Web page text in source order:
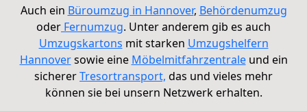
Auch ein Büroumzug in Hannover, Behördenumzug
oder Fernumzug. Unter anderem gib es auch
Umzugskartons mit starken Umzugshelfern
Hannoversowie eine Möbelmitfahrzentraleund ein
sichererTresortransport, das und vieles mehr
können sie bei unsern Netzwerk erhalten.